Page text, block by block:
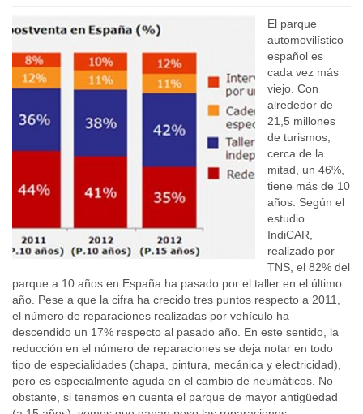
El parque
automovilístico
español es
cada vez más
viejo. Con
alrededor de
21,5 millones
de turismos,
cerca de la
mitad, un 46%,
tiene más de 10
años. Según el
estudio
IndiCAR,
realizado por
TNS, el 82% del
parque a 10 años en España ha pasado por el taller en el último
año. Pese a que la cifra ha crecido tres puntos respecto a 2011,
el número de reparaciones realizadas por vehículo ha
descendido un 17% respecto al pasado año. En este sentido, la
reducción en el número de reparaciones se deja notar en todo
tipo de especialidades (chapa, pintura, mecánica y electricidad),
pero es especialmente aguda en el cambio de neumáticos. No
obstante, si tenemos en cuenta el parque de mayor antigüedad